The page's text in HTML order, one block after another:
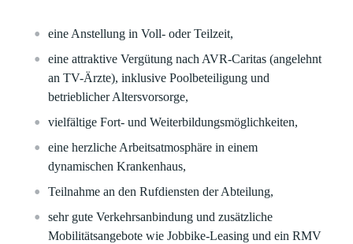
eine Anstellung in Voll- oder Teilzeit,
eine attraktive Vergütung nach AVR-Caritas (angelehnt
an TV-Ärzte), inklusive Poolbeteiligung und
betrieblicher Altersvorsorge,
vielfältige Fort- und Weiterbildungsmöglichkeiten,
eine herzliche Arbeitsatmosphäre in einem
dynamischen Krankenhaus,
Teilnahme an den Rufdiensten der Abteilung,
sehr gute Verkehrsanbindung und zusätzliche
Mobilitätsangebote wie Jobbike-Leasing und ein RMV